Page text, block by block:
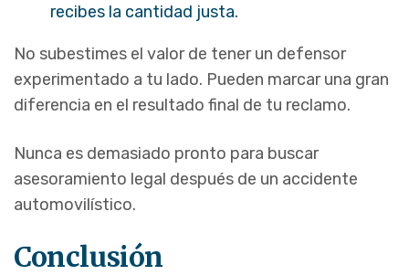
recibes la cantidad justa.
No subestimes el valor de tener un defensor
experimentado a tu lado. Pueden marcar una gran
diferencia en el resultado final de tu reclamo.
Nunca es demasiado pronto para buscar
asesoramiento legal después de un accidente
automovilístico.
Conclusión